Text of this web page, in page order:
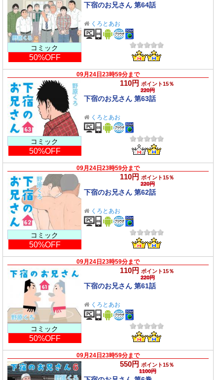
コミック
50%OFF
下宿のお兄さん 第64話
くろとあお
09月24日23時59分まで
コミック
50%OFF
110円 ポイント15％
220円
下宿のお兄さん 第63話
くろとあお
09月24日23時59分まで
コミック
50%OFF
110円 ポイント15％
220円
下宿のお兄さん 第62話
くろとあお
09月24日23時59分まで
コミック
50%OFF
110円 ポイント15％
220円
下宿のお兄さん 第61話
くろとあお
09月24日23時59分まで
550円 ポイント15％
1100円